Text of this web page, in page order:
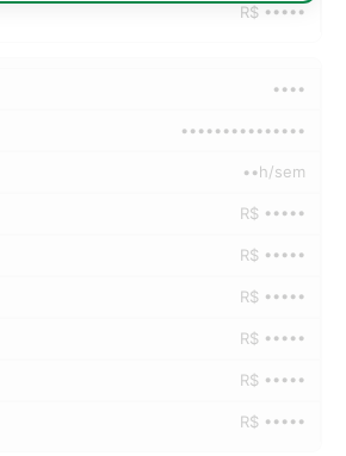
R$ •••••
••••
•••••••••••••••
••h/sem
R$ •••••
R$ •••••
R$ •••••
R$ •••••
R$ •••••
R$ •••••